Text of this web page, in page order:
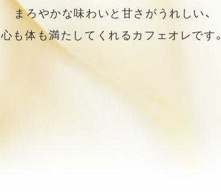
まろやかな味わいと甘さがうれしい、
心も体も満たしてくれるカフェオレです。